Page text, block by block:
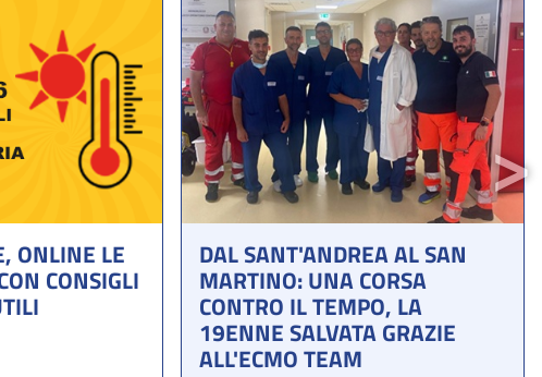
ONLINE LE
CONSIGLI
DAL SANT'ANDREA AL SAN
MARTINO: UNA CORSA
CONTRO IL TEMPO, LA
19ENNE SALVATA GRAZIE
ALL'ECMO TEAM